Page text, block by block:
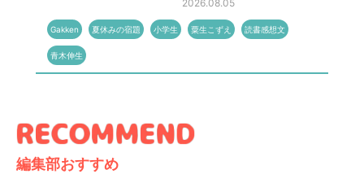
2026.08.05
Gakken 夏休みの宿題 小学生 粟生こずえ 読書感想文
青木伸生
編集部おすすめ